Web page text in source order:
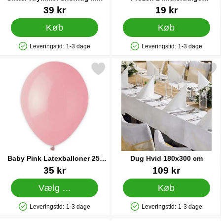
39 kr
Køb
Produkttilgængelighed: På lager
Leveringstid: 1-3 dage
Tatoveringer
Varenr 8379019 kr
Køb
Produkttilgængelighed: På lager
Leveringstid: 1-3 dage
Baby Pink Latexballoner 25-
pak
Varenr 1931935 kr
Vælg ...
Produkttilgængelighed: På lager
Leveringstid: 1-3 dage
Markér baby Pink Latexballoner 25-pak som favorit
Dug Hvid 180x300 cm
Varenr 41445109 kr
Køb
Produkttilgængelighed: På lager
Leveringstid: 1-3 dage
Markér dug Hvid